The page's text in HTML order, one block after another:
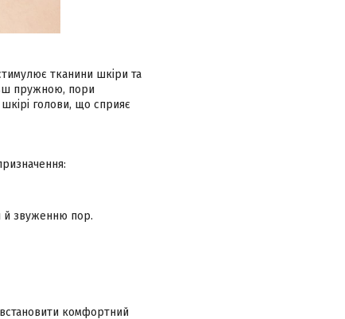
тканини шкіри та
пружною, пори
голови, що сприяє
й звуженню пор.
комфортний